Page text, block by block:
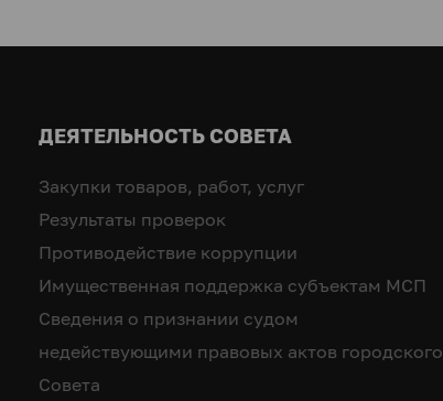
ДЕЯТЕЛЬНОСТЬ СОВЕТА
Закупки товаров, работ, услуг
Результаты проверок
Противодействие коррупции
Имущественная поддержка субъектам МСП
Сведения о признании судом
недействующими правовых актов городского
Совета